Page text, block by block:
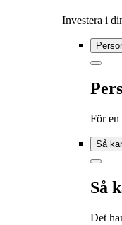
Investera i
För en
Så
Så
Det